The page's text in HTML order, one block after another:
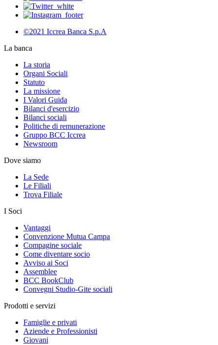
©2021 Iccrea Banca S.p.A
La banca
La storia
Organi Sociali
Statuto
La missione
I Valori Guida
Bilanci d'esercizio
Bilanci sociali
Politiche di remunerazione
Gruppo BCC Iccrea
Newsroom
Dove siamo
La Sede
Le Filiali
Trova Filiale
I Soci
Vantaggi
Convenzione Mutua Campa
Compagine sociale
Come diventare socio
Avviso ai Soci
Assemblee
BCC BookClub
Convegni Studio-Gite sociali
Prodotti e servizi
Famiglie e privati
Aziende e Professionisti
Giovani